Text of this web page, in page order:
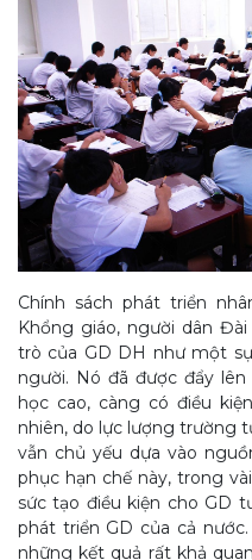
Chính sách phát triển
Khổng giáo, người dân
trò của GD DH như một
người. Nó đã được đẩy
học cao, càng có điều
nhiên, do lực lượng trường
vẫn chủ yếu dựa vào
phục hạn chế này, trong
sức tạo điều kiện cho GD
phát triển GD của cả
những kết quả rất khả